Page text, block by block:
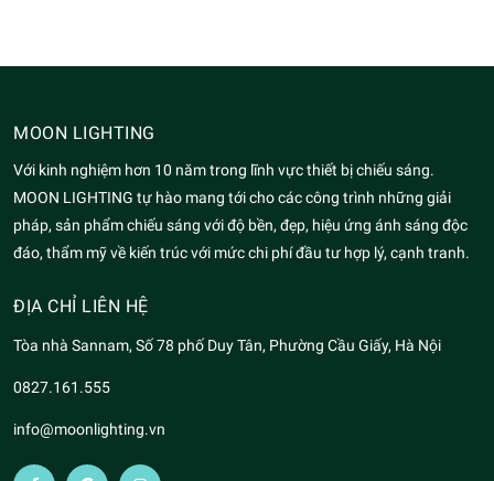
MOON LIGHTING
Với kinh nghiệm hơn 10 năm trong lĩnh vực thiết bị chiếu sáng.
MOON LIGHTING tự hào mang tới cho các công trình những giải
pháp, sản phẩm chiếu sáng với độ bền, đẹp, hiệu ứng ánh sáng độc
đáo, thẩm mỹ về kiến trúc với mức chi phí đầu tư hợp lý, cạnh tranh.
ĐỊA CHỈ LIÊN HỆ
Tòa nhà Sannam, Số 78 phố Duy Tân, Phường Cầu Giấy, Hà Nội
0827.161.555
info@moonlighting.vn